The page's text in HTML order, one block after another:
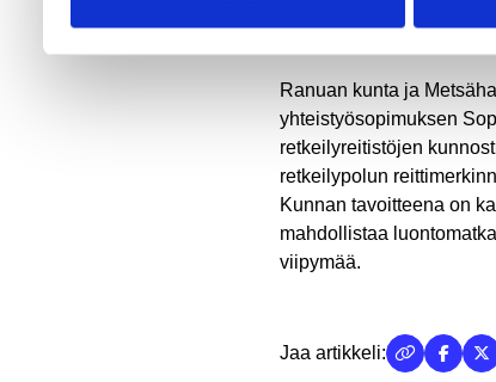
Ranuan kunta ja
yhteistyösopimuksen
retkeilyreitistöjen
retkeilypolun
Kunnan tavoitteena on
mahdollistaa
viipymää.
Jaa artikkeli: